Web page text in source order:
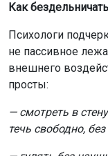
Как
Психологи
не пассивное
внешнего
просты:
— смотреть в
течь свободно,